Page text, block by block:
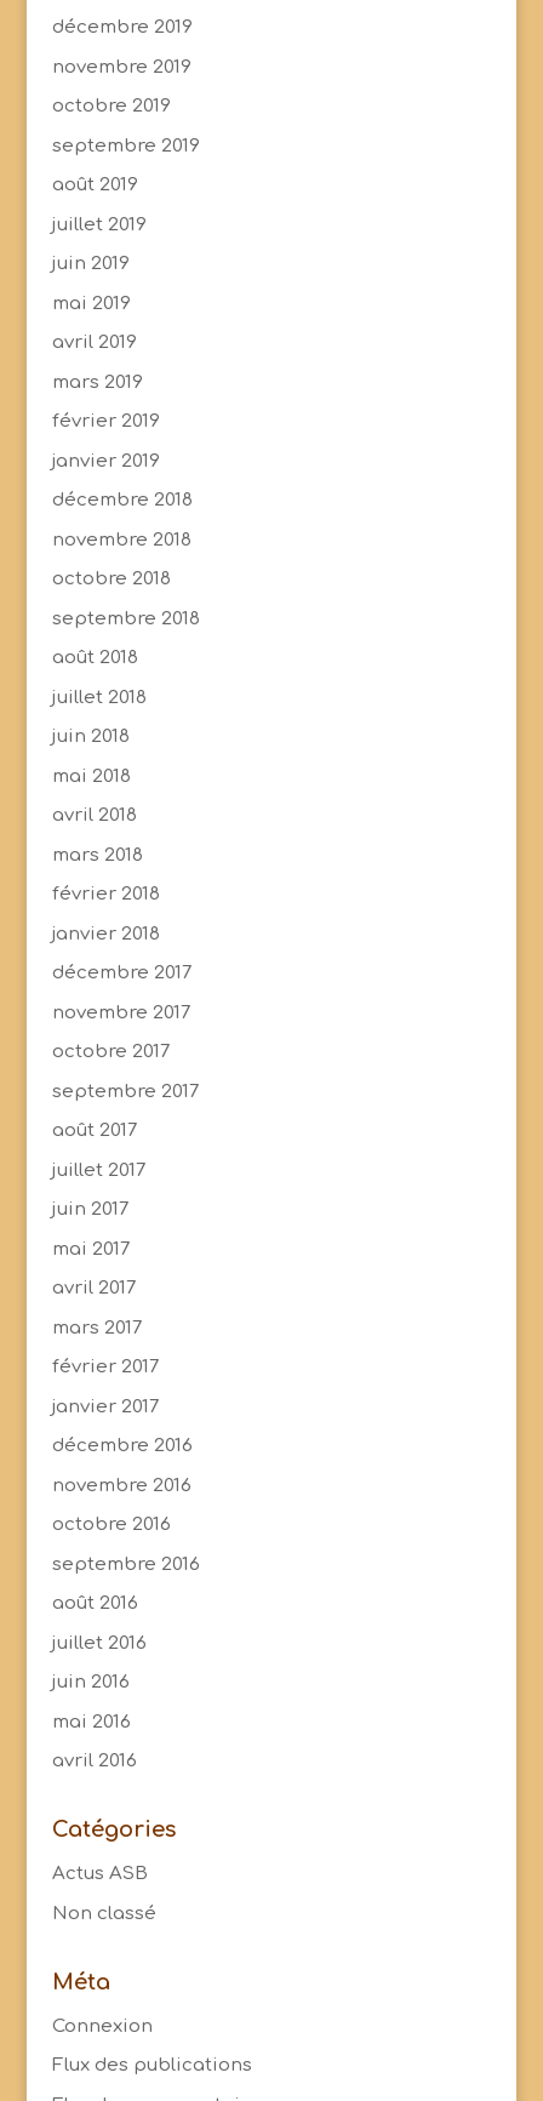
décembre 2019
novembre 2019
octobre 2019
septembre 2019
août 2019
juillet 2019
juin 2019
mai 2019
avril 2019
mars 2019
février 2019
janvier 2019
décembre 2018
novembre 2018
octobre 2018
septembre 2018
août 2018
juillet 2018
juin 2018
mai 2018
avril 2018
mars 2018
février 2018
janvier 2018
décembre 2017
novembre 2017
octobre 2017
septembre 2017
août 2017
juillet 2017
juin 2017
mai 2017
avril 2017
mars 2017
février 2017
janvier 2017
décembre 2016
novembre 2016
octobre 2016
septembre 2016
août 2016
juillet 2016
juin 2016
mai 2016
avril 2016
Catégories
Actus ASB
Non classé
Méta
Connexion
Flux des publications